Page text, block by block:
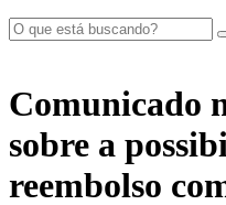
Comunicado
sobre a
reembolso